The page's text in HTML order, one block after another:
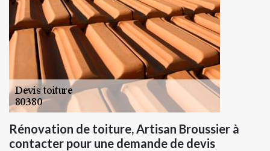
Rénovation de toiture, Artisan Broussier à
contacter pour une demande de devis